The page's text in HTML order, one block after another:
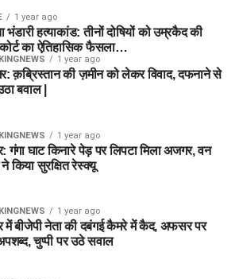
1 year ago
भंडारी हत्याकांड: तीनों दोषियों को उम्रकैद की
का ऐतिहासिक फैसला…
1 year ago
क़ब्रिस्तान की ज़मीन को लेकर विवाद, दफनाने से
बवाल |
1 year ago
गंगा घाट किनारे पेड़ पर लिपटा मिला अजगर, वन
ने किया सुरक्षित रेस्क्यू
1 year ago
में बीजेपी नेता की दबंगई कैमरे में कैद, अफसर पर
चुप्पी पर उठे सवाल